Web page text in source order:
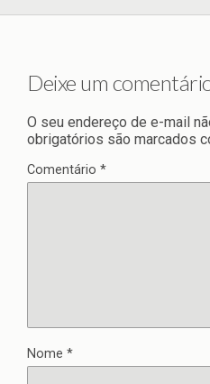
Deixe um
O seu endereço de e-mail
obrigatórios são marcados
Comentário *
Nome *